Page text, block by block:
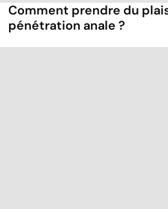
Comment prendre du
pénétration anale ?